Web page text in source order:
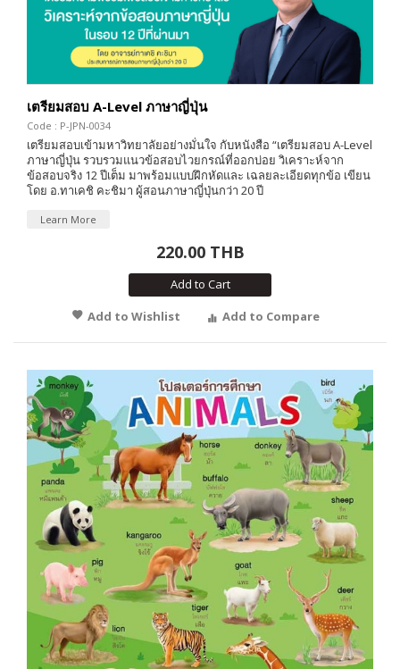
เตรียมสอบ A-Level ภาษาญี่ปุ่น
Code : P-JPN-0034
เตรียมสอบเข้ามหาวิทยาลัยอย่างมั่นใจ กับหนังสือ “เตรียมสอบ A-Level
ภาษาญี่ปุ่น รวบรวมแนวข้อสอบไวยกรณ์ที่ออกบ่อย วิเคราะห์จาก
ข้อสอบจริง 12 ปีเต็ม มาพร้อมแบบฝึกหัดและ เฉลยละเอียดทุกข้อ เขียน
โดย อ.ทาเคชิ คะชิมา ผู้สอนภาษาญี่ปุ่นกว่า 20 ปี
Learn More
220.00 THB
Add to Cart
Add to Wishlist
Add to Compare